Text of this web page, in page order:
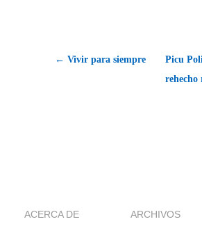
← Vivir para siempre
Picu
ACERCA DE ARCHIVOS